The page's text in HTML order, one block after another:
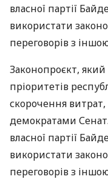
власної партії
використати
переговорів з
Законопроєкт,
пріоритетів
скорочення
демократами
власної партії
використати
переговорів з